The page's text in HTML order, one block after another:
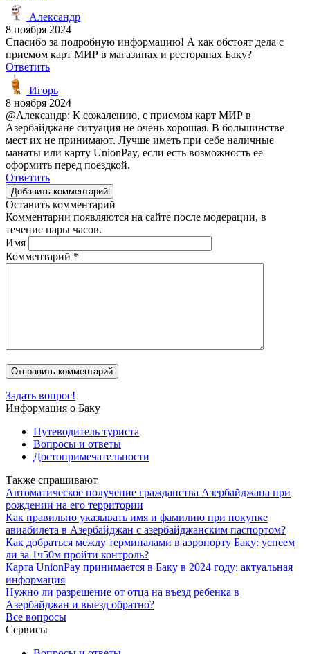
Александр
8 ноября 2024
Спасибо за подробную информацию! А как обстоят дела с
приемом карт МИР в магазинах и ресторанах Баку?
Ответить
Игорь
8 ноября 2024
@Александр: К сожалению, с приемом карт МИР в
Азербайджане ситуация не очень хорошая. В большинстве
мест их не принимают. Лучше иметь при себе наличные
манаты или карту UnionPay, если есть возможность ее
оформить перед поездкой.
Ответить
Добавить комментарий
Оставить комментарий
Комментарии появляются на сайте после модерации, в
течение пары часов.
Имя
Комментарий *
Задать вопрос!
Информация о Баку
Путеводитель туриста
Вопросы и ответы
Достопримечательности
Также спрашивают
Автоматическое получение гражданства Азербайджана при
рождении на его территории
Как правильно указывать имя и фамилию при покупке
авиабилета в Азербайджан с азербайджанским паспортом?
Как добраться между терминалами в аэропорту Баку: успеем
ли за 1ч50м пройти контроль?
Карта UnionPay принимается в Баку в 2024 году: актуальная
информация
Нужно ли разрешение от отца на въезд ребенка в
Азербайджан и выезд обратно?
Все вопросы
Сервисы